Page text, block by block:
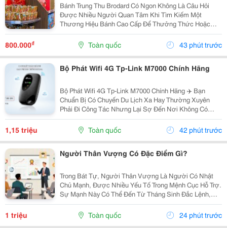
Bánh Trung Thu Brodard Có Ngon Không Là Câu Hỏi
Được Nhiều Người Quan Tâm Khi Tìm Kiếm Một
Thương Hiệu Bánh Cao Cấp Để Thưởng Thức Hoặc
Làm Quà Biếu Trong Dịp Trung Thu. Với Phong Cách
Bánh Mang Đậm Dấu Ấn Ẩm Thực Pháp Kết Hợp Khẩu
Vị Người Việt,...
800.000₫ Toàn quốc 43 phút trước
Bộ Phát Wifi 4G Tp-Link M7000 Chính Hãng
Bộ Phát Wifi 4G Tp-Link M7000 Chính Hãng ✈️ Bạn
Chuẩn Bị Có Chuyến Du Lịch Xa Hay Thường Xuyên
Phải Đi Công Tác Nhưng Lại Sợ Đến Nơi Không Có
Wifi, Sóng 3G/4G Trên Điện Thoại Chập Chờn Và Tốn
Pin? Đừng Lo! Đã Có "Vũ Khí Bí Mật" Tp-Link M7000
1,15 triệu Toàn quốc 42 phút trước
Người Thân Vượng Có Đặc Điểm Gì?
Trong Bát Tự, Người Thân Vượng Là Người Có Nhật
Chủ Mạnh, Được Nhiều Yếu Tố Trong Mệnh Cục Hỗ Trợ.
Sự Mạnh Này Có Thể Đến Từ Tháng Sinh Đắc Lệnh,
Thiên Can Địa Chi Đồng Hành, Ngũ Hành Sinh Trợ Hoặc
Cục Diện Khiến Bản Thân Có Nhiều Lực. Khi Nhật
1 triệu Toàn quốc 24 phút trước